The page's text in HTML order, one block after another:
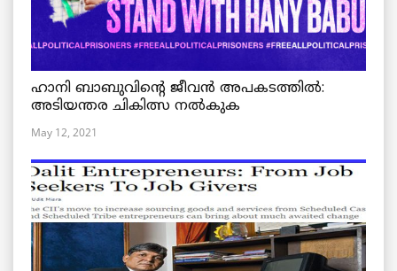
ഹാനി ബാബുവിന്റെ ജീവൻ അപകടത്തിൽ:
അടിയന്തര ചികിത്സ നൽകുക
May 12, 2021